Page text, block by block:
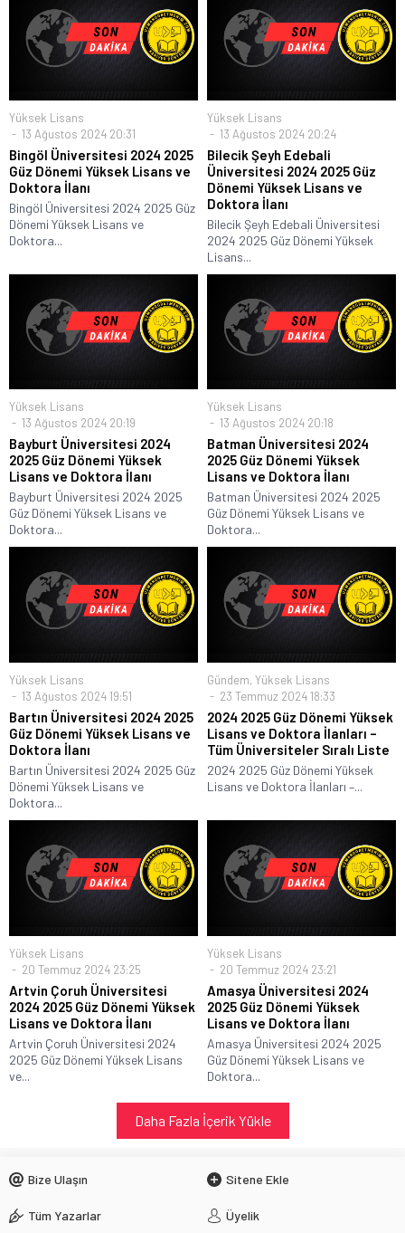
Yüksek Lisans
13 Ağustos 2024 20:31
Bingöl Üniversitesi 2024 2025
Güz Dönemi Yüksek Lisans ve
Doktora İlanı
Bingöl Üniversitesi 2024 2025 Güz
Dönemi Yüksek Lisans ve
Doktora...
Yüksek Lisans
13 Ağustos 2024 20:24
Bilecik Şeyh Edebali
Üniversitesi 2024 2025 Güz
Dönemi Yüksek Lisans ve
Doktora İlanı
Bilecik Şeyh Edebali Üniversitesi
2024 2025 Güz Dönemi Yüksek
Lisans...
Yüksek Lisans
13 Ağustos 2024 20:19
Bayburt Üniversitesi 2024
2025 Güz Dönemi Yüksek
Lisans ve Doktora İlanı
Bayburt Üniversitesi 2024 2025
Güz Dönemi Yüksek Lisans ve
Doktora...
Yüksek Lisans
13 Ağustos 2024 20:18
Batman Üniversitesi 2024
2025 Güz Dönemi Yüksek
Lisans ve Doktora İlanı
Batman Üniversitesi 2024 2025
Güz Dönemi Yüksek Lisans ve
Doktora...
Yüksek Lisans
13 Ağustos 2024 19:51
Bartın Üniversitesi 2024 2025
Güz Dönemi Yüksek Lisans ve
Doktora İlanı
Bartın Üniversitesi 2024 2025 Güz
Dönemi Yüksek Lisans ve
Doktora...
Gündem, Yüksek Lisans
23 Temmuz 2024 18:33
2024 2025 Güz Dönemi Yüksek
Lisans ve Doktora İlanları –
Tüm Üniversiteler Sıralı Liste
2024 2025 Güz Dönemi Yüksek
Lisans ve Doktora İlanları –...
Yüksek Lisans
20 Temmuz 2024 23:25
Artvin Çoruh Üniversitesi
2024 2025 Güz Dönemi Yüksek
Lisans ve Doktora İlanı
Artvin Çoruh Üniversitesi 2024
2025 Güz Dönemi Yüksek Lisans
ve...
Yüksek Lisans
20 Temmuz 2024 23:21
Amasya Üniversitesi 2024
2025 Güz Dönemi Yüksek
Lisans ve Doktora İlanı
Amasya Üniversitesi 2024 2025
Güz Dönemi Yüksek Lisans ve
Doktora...
Daha Fazla İçerik Yükle
Bize Ulaşın Sitene Ekle
Tüm Yazarlar Üyelik